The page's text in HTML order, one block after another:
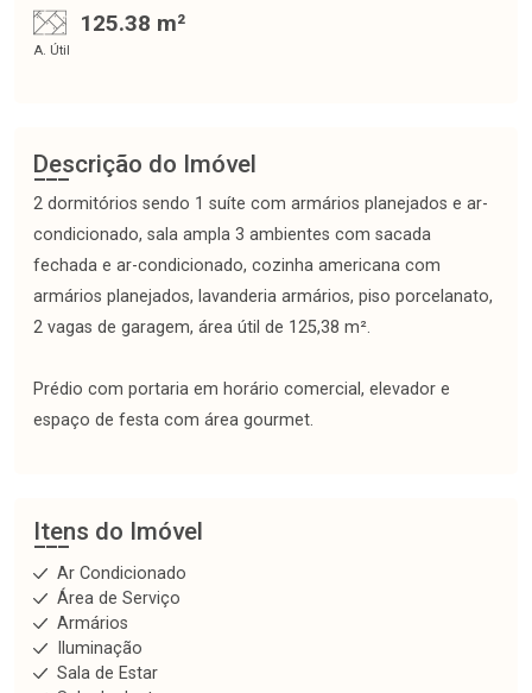
125.38 m²
A. Útil
Descrição do Imóvel
2 dormitórios sendo 1 suíte com armários planejados e ar-
condicionado, sala ampla 3 ambientes com sacada
fechada e ar-condicionado, cozinha americana com
armários planejados, lavanderia armários, piso porcelanato,
2 vagas de garagem, área útil de 125,38 m².
Prédio com portaria em horário comercial, elevador e
espaço de festa com área gourmet.
Itens do Imóvel
Ar Condicionado
Área de Serviço
Armários
Iluminação
Sala de Estar